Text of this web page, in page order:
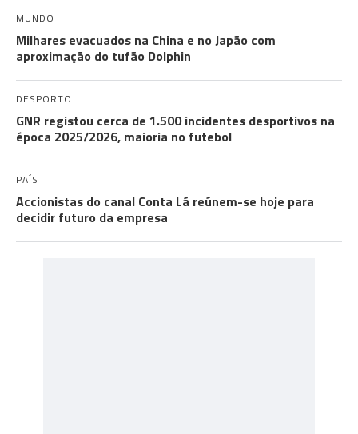
MUNDO
Milhares evacuados na China e no Japão com
aproximação do tufão Dolphin
DESPORTO
GNR registou cerca de 1.500 incidentes desportivos na
época 2025/2026, maioria no futebol
PAÍS
Accionistas do canal Conta Lá reúnem-se hoje para
decidir futuro da empresa